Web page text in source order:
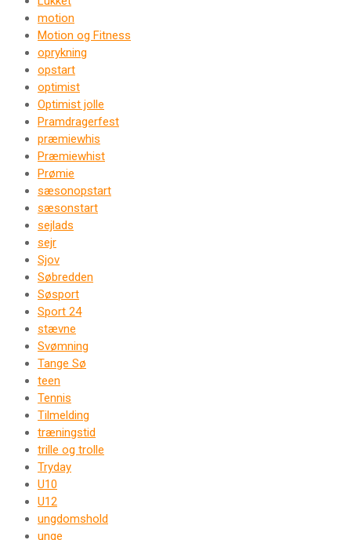
motion
Motion og Fitness
oprykning
opstart
optimist
Optimist jolle
Pramdragerfest
præmiewhis
Præmiewhist
Prømie
sæsonopstart
sæsonstart
sejlads
sejr
Sjov
Søbredden
Søsport
Sport 24
stævne
Svømning
Tange Sø
teen
Tennis
Tilmelding
træningstid
trille og trolle
Tryday
U10
U12
ungdomshold
unge